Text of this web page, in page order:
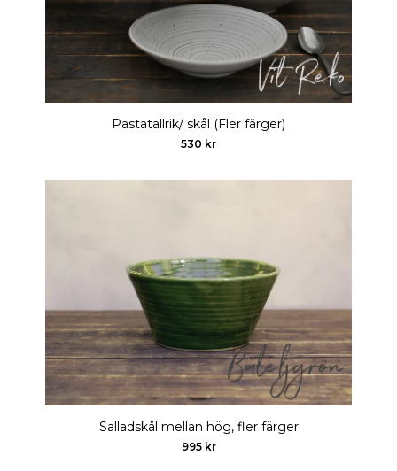
Pastatallrik/ skål (Fler färger)
530 kr
Salladskål mellan hög, fler färger
995 kr